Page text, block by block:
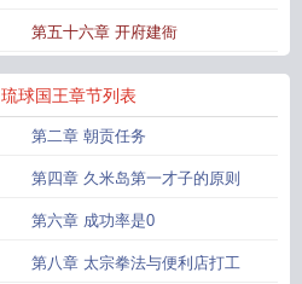
第五十六章 开府建衙
球国王章节列表
第二章 朝贡任务
第四章 久米岛第一才子的原则
第六章 成功率是0
第八章 太宗拳法与便利店打工